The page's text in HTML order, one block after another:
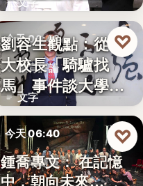
今天 06:42
教育評論
文字
劉容生觀點：從清
大校長「騎驢找
馬」事件談大學治
理與領導倫…
♡
今天 06:40
劇場隨筆
鍾喬專文： 在記憶
中，朝向未來…
♡